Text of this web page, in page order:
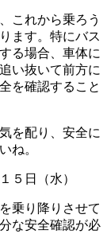
これから乗ろう
ます。特にバス
る場合、車体に
い抜いて前方に
を確認すること
を配り、安全に
ね。
５日（水）
乗り降りさせて
な安全確認が必